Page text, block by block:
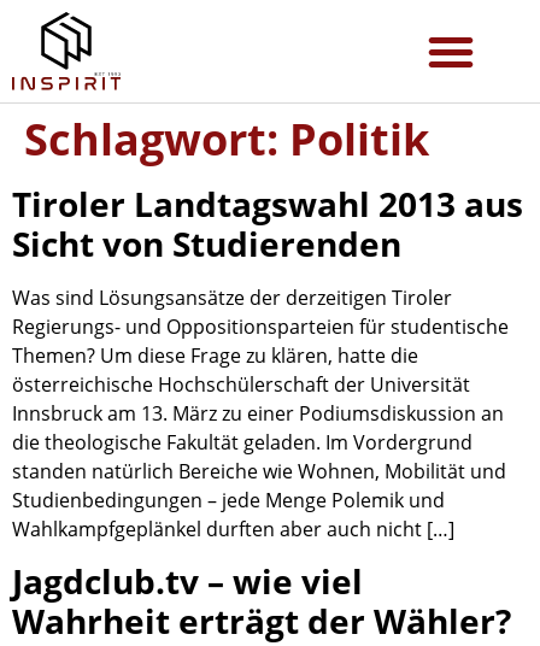
Schlagwort: Politik
Tiroler Landtagswahl 2013 aus
Sicht von Studierenden
Was sind Lösungsansätze der derzeitigen Tiroler
Regierungs- und Oppositionsparteien für studentische
Themen? Um diese Frage zu klären, hatte die
österreichische Hochschülerschaft der Universität
Innsbruck am 13. März zu einer Podiumsdiskussion an
die theologische Fakultät geladen. Im Vordergrund
standen natürlich Bereiche wie Wohnen, Mobilität und
Studienbedingungen – jede Menge Polemik und
Wahlkampfgeplänkel durften aber auch nicht […]
Jagdclub.tv – wie viel
Wahrheit erträgt der Wähler?